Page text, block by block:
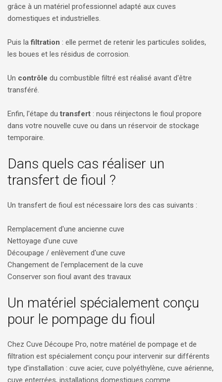
grâce à un matériel professionnel adapté aux cuves
domestiques et industrielles.
Puis lafiltration : elle permet de retenir les particules solides,
les boues et les résidus de corrosion.
Un contrôle du combustible filtré est réalisé avant d'être
transféré.
Enfin, l'étape du transfert : nous réinjectons le fioul propore
dans votre nouvelle cuve ou dans un réservoir de stockage
temporaire.
Dans quels cas réaliser un
transfert de fioul ?
Un transfert de fioul est nécessaire lors des cas suivants :
Remplacement d'une ancienne cuve
Nettoyage d'une cuve
Découpage / enlèvement d'une cuve
Changement de l'emplacement de la cuve
Conserver son fioul avant des travaux
Un matériel spécialement conçu
pour le pompage du fioul
Chez Cuve Découpe Pro, notre matériel de pompage et de
filtration est spécialement conçu pour intervenir sur différents
type d'installation : cuve acier, cuve polyéthylène, cuve aérienne,
cuve enterrées, installations domestiques comme